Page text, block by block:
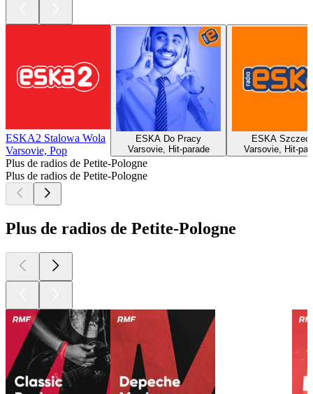
ESKA2 Stalowa Wola
Varsovie, Pop
ESKA Do Pracy
Varsovie, Hit-parade
ESKA
Varsovie, Hit-
Plus de radios de Petite-Pologne
Plus de radios de Petite-Pologne
Plus de radios de Petite-Pologne